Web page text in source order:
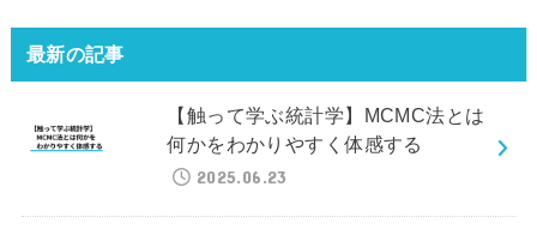
最新の記事
【触って学ぶ統計学】MCMC法とは
何かをわかりやすく体感する
2025.06.23